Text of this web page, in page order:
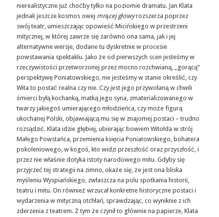
nierealistyczne już choćby tylko na poziomie dramatu. Jan Klata
jednak jeszcze kosmos owej mrącej głowyrozszerza poprzez
swój teatr, umieszczając opowieść Micińskiego w przestrzeni
mitycznej, w której zawrze się zarówno ona sama, jak i jej
alternatywne wersje, dodane tu dyskretnie w procesie
powstawania spektaklu. Jako że od pierwszych scen jesteśmy w
rzeczywistości przetworzonej przez mocno rozchwianą, „gorącą”
perspektywę Poniatowskiego, nie jesteśmy w stanie określić, czy
Wita to postać realna czy nie. Czy jest jego przywołaną w chwili
śmierci byłą kochanką, matką jego syna, zmaterializowanego w
twarzy jakiegoś umierającego młodzieńca, czy może figurą
ukochanej Polski, objawiającą mu się w znajomej postaci – trudno
rozsądzić. Klata idzie głębiej, ubierając bowiem Witołda w strój
Małego Powstańca, przemienia księcia Poniatowskiego, bohatera
pokoleniowego, w kogoś, kto widzi przeszłość oraz przyszłość, i
przez nie właśnie dotyka istoty narodowego mitu. Gdyby się
przyjrzeć tej strategii na zimno, okaże się, że jest ona bliska
myśleniu Wyspiańskiego, zwłaszcza na polu spotkania historii,
teatru i mitu. On również wrzucał konkretne historyczne postaci i
wydarzenia w mityczną otchłań, sprawdzając, co wyniknie z ich
zderzenia z teatrem. Z tym że czynił to głównie na papierze, Klata